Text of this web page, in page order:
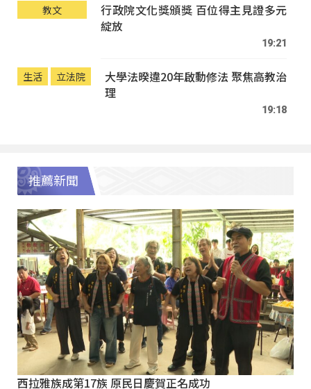
教文
行政院文化獎頒獎 百位得主見證多元
綻放
19:21
生活 立法院
大學法暌違20年啟動修法 聚焦高教治
理
19:18
推薦新聞
西拉雅族成第17族 原民日慶賀正名成功